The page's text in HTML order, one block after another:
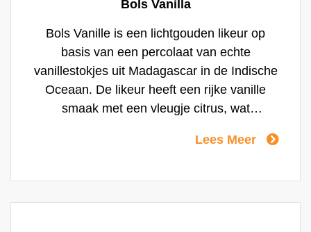
Bols Vanilla
Bols Vanille is een lichtgouden likeur op
basis van een percolaat van echte
vanillestokjes uit Madagascar in de Indische
Oceaan. De likeur heeft een rijke vanille
smaak met een vleugje citrus, wat
amandel/abrikoos accent van geplette
likeursmaak die net als Aardbei tot vrij
recent in geen enkele bar te vinden was.
Lees Meer